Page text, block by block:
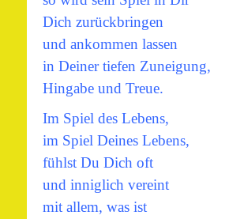
Dich zurückbringen
und ankommen lassen
in Deiner tiefen Zuneigung,
Hingabe und Treue.
Im Spiel des Lebens,
im Spiel Deines Lebens,
fühlst Du Dich oft
und inniglich vereint
mit allem, was ist